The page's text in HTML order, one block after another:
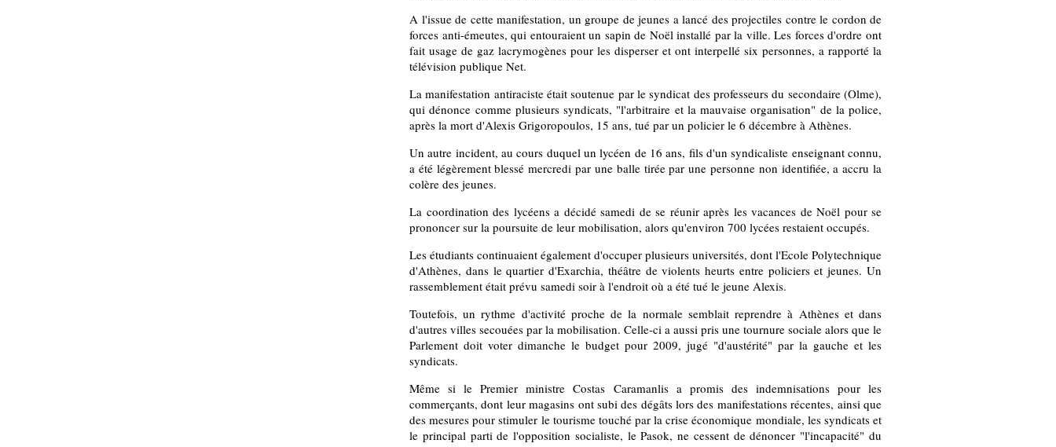
A l'issue de cette manifestation, un groupe de jeunes a lancé des projectiles contre le cordon de
forces anti-émeutes, qui entouraient un sapin de Noël installé par la ville. Les forces d'ordre ont
fait usage de gaz lacrymogènes pour les disperser et ont interpellé six personnes, a rapporté la
télévision publique Net.
La manifestation antiraciste était soutenue par le syndicat des professeurs du secondaire (Olme),
qui dénonce comme plusieurs syndicats, "l'arbitraire et la mauvaise organisation" de la police,
après la mort d'Alexis Grigoropoulos, 15 ans, tué par un policier le 6 décembre à Athènes.
Un autre incident, au cours duquel un lycéen de 16 ans, fils d'un syndicaliste enseignant connu,
a été légèrement blessé mercredi par une balle tirée par une personne non identifiée, a accru la
colère des jeunes.
La coordination des lycéens a décidé samedi de se réunir après les vacances de Noël pour se
prononcer sur la poursuite de leur mobilisation, alors qu'environ 700 lycées restaient occupés.
Les étudiants continuaient également d'occuper plusieurs universités, dont l'Ecole Polytechnique
d'Athènes, dans le quartier d'Exarchia, théâtre de violents heurts entre policiers et jeunes. Un
rassemblement était prévu samedi soir à l'endroit où a été tué le jeune Alexis.
Toutefois, un rythme d'activité proche de la normale semblait reprendre à Athènes et dans
d'autres villes secouées par la mobilisation. Celle-ci a aussi pris une tournure sociale alors que le
Parlement doit voter dimanche le budget pour 2009, jugé "d'austérité" par la gauche et les
syndicats.
Même si le Premier ministre Costas Caramanlis a promis des indemnisations pour les
commerçants, dont leur magasins ont subi des dégâts lors des manifestations récentes, ainsi que
des mesures pour stimuler le tourisme touché par la crise économique mondiale, les syndicats et
le principal parti de l'opposition socialiste, le Pasok, ne cessent de dénoncer "l'incapacité" du